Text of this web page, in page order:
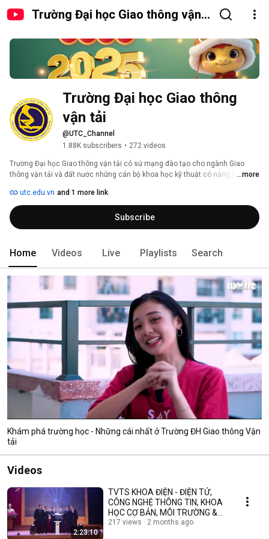
Trường Đại học Giao thông vận
Trường Đại học Giao thông
vận tải
@UTC_Channel
1.88K subscribers • 272 videos
Trường Đại học Giao thông vận tải có sứ mạng đào tạo cho ngành Giao
thông vận tải và đất nước những cán bộ khoa học kỹ thuật có năng lực và
nghiên cứu khoa học, chuyển giao công nghệ và các hoạt động khác của
Nhà trường nhằm mang lại những lợi ích với chất lượng tốt nhất cho cộng
đồng và xã hội.
...more
utc.edu.vn and 1 more link
Subscribe
Home Videos Live Playlists Search
Khám phá trường học - Những cái nhất ở Trường ĐH Giao thông Vận
tải
Videos
2:23:10
TVTS KHOA ĐIỆN - ĐIỆN TỬ,
CÔNG NGHỆ THÔNG TIN, KHOA
HỌC CƠ BẢN, MÔI TRƯỜNG &
AN TOÀN GIAO THÔNG
217 views 2 months ago